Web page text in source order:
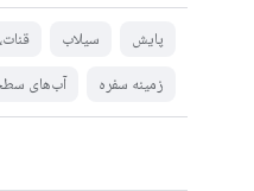
پایش سیلاب قنات،
زمینه سفره آب‌های